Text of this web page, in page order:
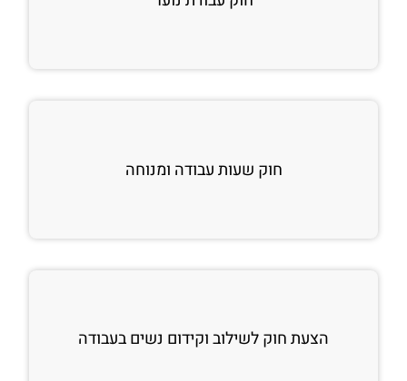
חוק שעות עבודה ומנוחה
הצעת חוק לשילוב וקידום נשים בעבודה